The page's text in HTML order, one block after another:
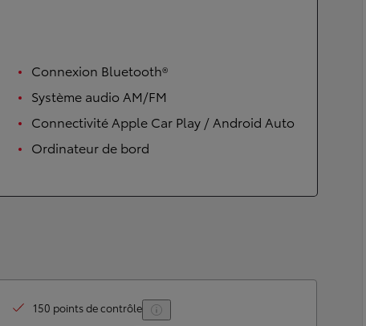
Connexion Bluetooth®
Système audio AM/FM
Connectivité Apple Car Play / Android Auto
Ordinateur de bord
150 points de contrôle